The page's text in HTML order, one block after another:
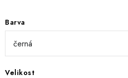
Barva
Velikost